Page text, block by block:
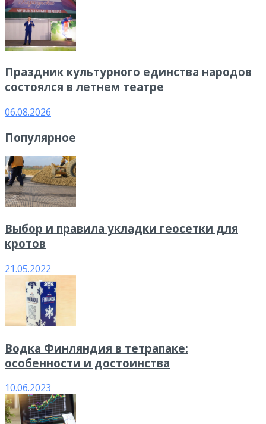
Праздник культурного единства народов
состоялся в летнем театре
06.08.2026
Популярное
Выбор и правила укладки геосетки для
кротов
21.05.2022
Водка Финляндия в тетрапаке:
особенности и достоинства
10.06.2023